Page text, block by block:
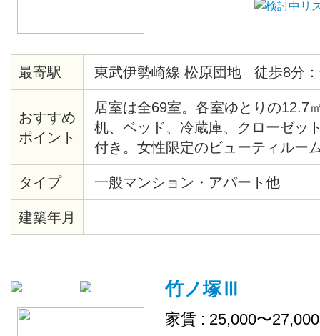
最寄駅 東武伊勢崎線 松原団地 徒歩8分
おすすめ
ポイント
居室は全69室。各室ゆとりの12.7
机、ベッド、冷蔵庫、クローゼッ
付き。女性限定のビューティルー
チーマー、ヘアアイロンなどの美
イ。他にも、楽器が演奏できる簡
タイプ 一般マンション・アパート他
建築年月
竹ノ塚Ⅲ
家賃 : 25,000〜